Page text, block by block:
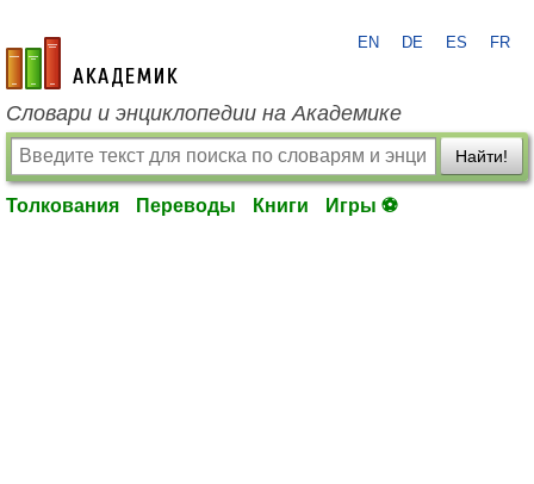
academic.ru
EN DE ES FR
Словари и энциклопедии на Академике
Найти!
Толкования Переводы Книги Игры ⚽